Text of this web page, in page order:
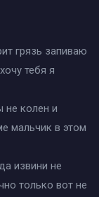
грязь запиваю
тебя я
не колен и
мальчик в этом
извини не
только вот не